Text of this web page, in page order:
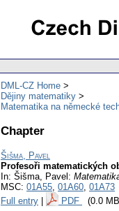
DML-CZ Home
Dějiny matematiky
Matematika na německé
Chapter
Šišma, Pavel
Profesoři matematických
In: Šišma, Pavel:
MSC: 01A55, 01A60, 01A73
Full entry
PDF (0.0